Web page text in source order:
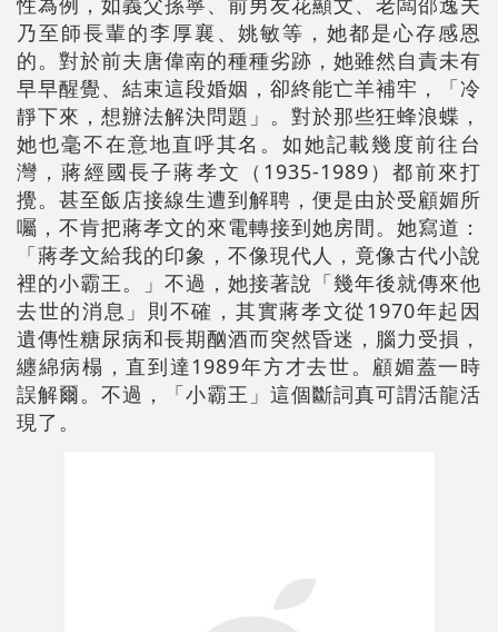
乃至師長輩的李厚襄、姚敏等，她都是心存感恩
的。對於前夫唐偉南的種種劣跡，她雖然自責未有
早早醒覺、結束這段婚姻，卻終能亡羊補牢，「冷
靜下來，想辦法解決問題」。對於那些狂蜂浪蝶，
她也毫不在意地直呼其名。如她記載幾度前往台
灣，蔣經國長子蔣孝文（1935-1989）都前來打
攪。甚至飯店接線生遭到解聘，便是由於受顧媚所
囑，不肯把蔣孝文的來電轉接到她房間。她寫道：
「蔣孝文給我的印象，不像現代人，竟像古代小說
裡的小霸王。」不過，她接著說「幾年後就傳來他
去世的消息」則不確，其實蔣孝文從1970年起因
遺傳性糖尿病和長期酗酒而突然昏迷，腦力受損，
纏綿病榻，直到達1989年方才去世。顧媚蓋一時
誤解爾。不過，「小霸王」這個斷詞真可謂活龍活
現了。